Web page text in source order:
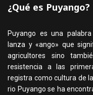
¿Qué es Puyango?
Puyango es una
lanza y «ango» que
agricultores sino
resistencia a las
registra como cultura de
rio Puyango se ha